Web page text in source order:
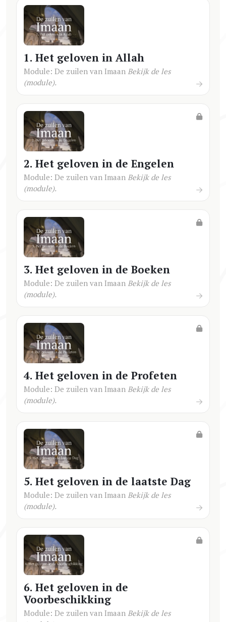
1. Het geloven in Allah
Module: De zuilen van Imaan Bekijk de les
(module).
2. Het geloven in de Engelen
Module: De zuilen van Imaan Bekijk de les
(module).
3. Het geloven in de Boeken
Module: De zuilen van Imaan Bekijk de les
(module).
4. Het geloven in de Profeten
Module: De zuilen van Imaan Bekijk de les
(module).
5. Het geloven in de laatste Dag
Module: De zuilen van Imaan Bekijk de les
(module).
6. Het geloven in de
Voorbeschikking
Module: De zuilen van Imaan Bekijk de les